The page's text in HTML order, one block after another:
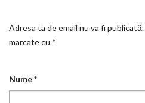
Adresa ta de email nu va fi publicată.
marcate cu *
Nume*